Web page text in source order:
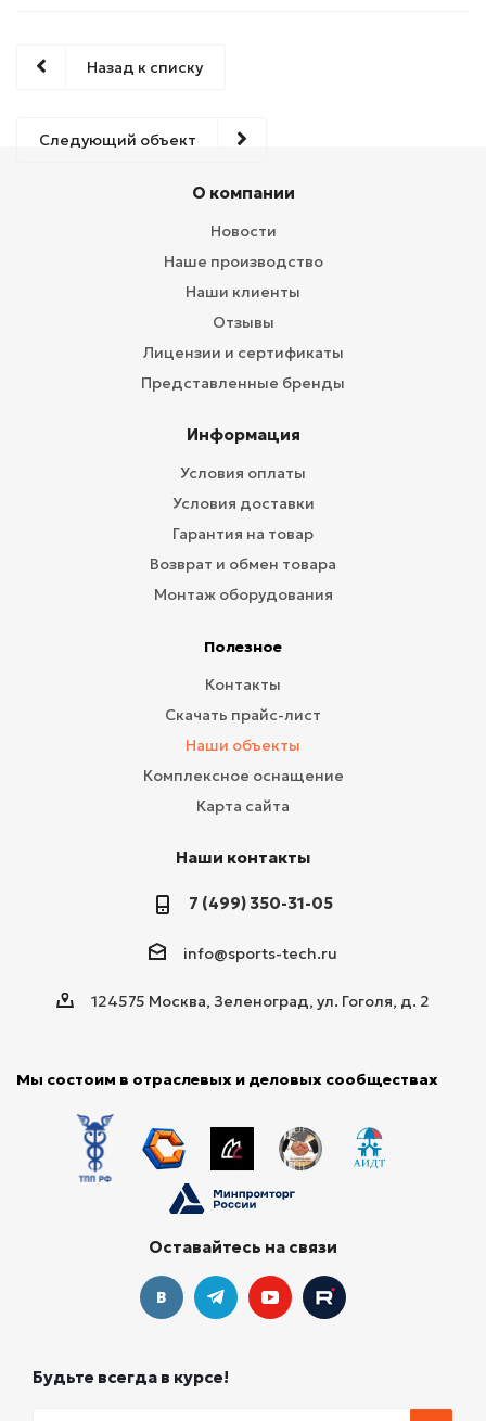
Назад к списку
Следующий объект
О компании
Новости
Наше производство
Наши клиенты
Отзывы
Лицензии и сертификаты
Представленные бренды
Информация
Условия оплаты
Условия доставки
Гарантия на товар
Возврат и обмен товара
Монтаж оборудования
Полезное
Контакты
Скачать прайс-лист
Наши объекты
Комплексное оснащение
Карта сайта
Наши контакты
7 (499) 350-31-05
info@sports-tech.ru
124575 Москва, Зеленоград, ул. Гоголя, д. 2
Мы состоим в отраслевых и деловых сообществах
Оставайтесь на связи
Будьте всегда в курсе!